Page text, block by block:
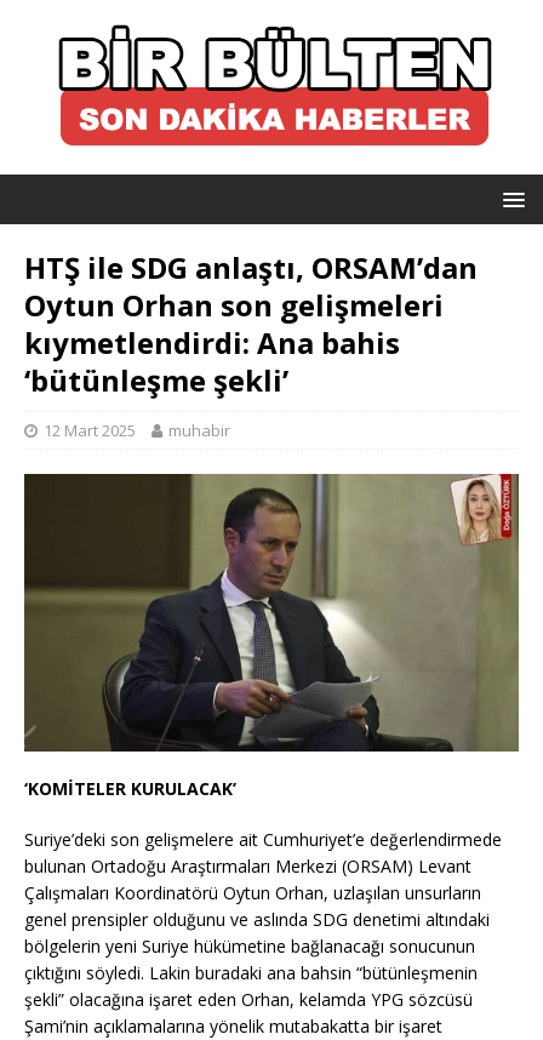
HTŞ ile SDG anlaştı, ORSAM’dan
Oytun Orhan son gelişmeleri
kıymetlendirdi: Ana bahis
‘bütünleşme şekli’
12 Mart 2025 muhabir
‘KOMİTELER KURULACAK’
Suriye’deki son gelişmelere ait Cumhuriyet’e değerlendirmede
bulunan Ortadoğu Araştırmaları Merkezi (ORSAM) Levant
Çalışmaları Koordinatörü Oytun Orhan, uzlaşılan unsurların
genel prensipler olduğunu ve aslında SDG denetimi altındaki
bölgelerin yeni Suriye hükümetine bağlanacağı sonucunun
çıktığını söyledi. Lakin buradaki ana bahsin “bütünleşmenin
şekli” olacağına işaret eden Orhan, kelamda YPG sözcüsü
Şami’nin açıklamalarına yönelik mutabakatta bir işaret